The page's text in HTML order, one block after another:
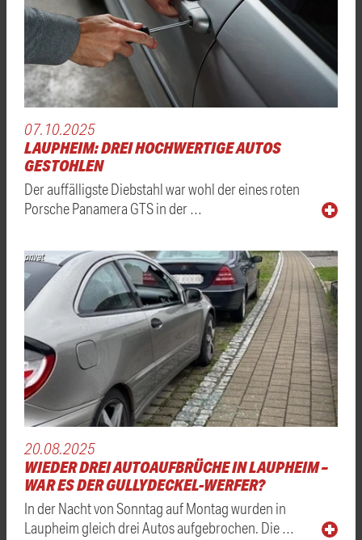
07.10.2025
LAUPHEIM: DREI HOCHWERTIGE AUTOS
GESTOHLEN
Der auffälligste Diebstahl war wohl der eines roten
Porsche Panamera GTS in der …
privat
20.08.2025
WIEDER DREI AUTOAUFBRÜCHE IN LAUPHEIM –
WAR ES DER GULLYDECKEL-WERFER?
In der Nacht von Sonntag auf Montag wurden in
Laupheim gleich drei Autos aufgebrochen. Die …